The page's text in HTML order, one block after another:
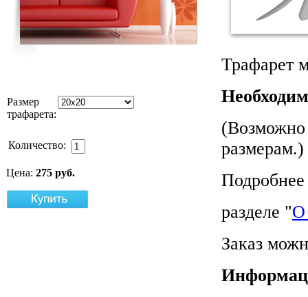
Размер
трафарета:
Количество:
Цена: 275 руб.
Трафарет
(Возможно
размерам.)
Подробнее
разделе "О
Заказ